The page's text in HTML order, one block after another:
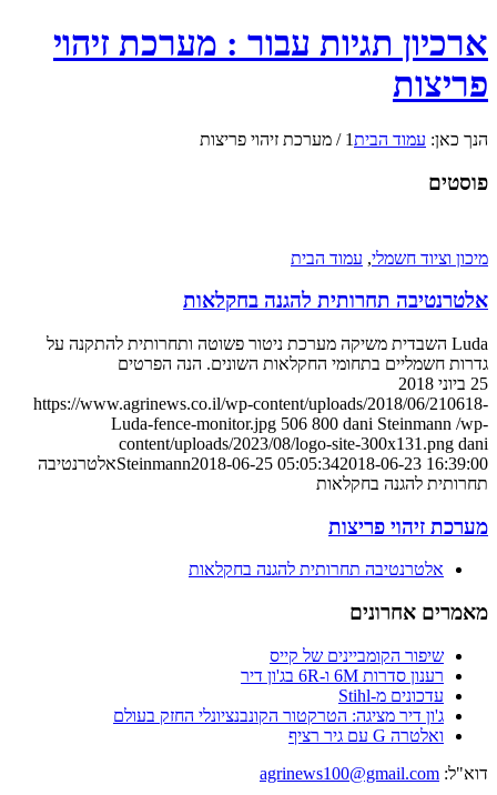
ארכיון תגיות עבור : מערכת זיהוי
פריצות
הנך כאן: עמוד הבית1
/ מערכת זיהוי פריצות
פוסטים
מיכון וציוד חשמלי, עמוד הבית
אלטרנטיבה תחרותית להגנה בחקלאות
Luda השבדית משיקה מערכת ניטור פשוטה ותחרותית להתקנה על
גדרות חשמליים בתחומי החקלאות השונים. הנה הפרטים
25 ביוני 2018
https://www.agrinews.co.il/wp-content/uploads/2018/06/210618-
Luda-fence-monitor.jpg 506 800 dani Steinmann /wp-
content/uploads/2023/08/logo-site-300x131.png dani
Steinmann2018-06-25 05:05:342018-06-23 16:39:00
אלטרנטיבה
תחרותית להגנה בחקלאות
מערכת זיהוי פריצות
אלטרנטיבה תחרותית להגנה בחקלאות
מאמרים אחרונים
שיפור הקומביינים של קייס
רענון סדרות 6M ו-6R בג'ון דיר
עדכונים מ-Stihl
ג'ון דיר מציגה: הטרקטור הקונבנציונלי החזק בעולם
ואלטרה G עם גיר רציף
דוא"ל: agrinews100@gmail.com